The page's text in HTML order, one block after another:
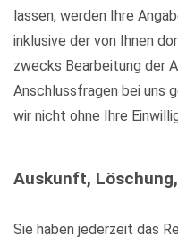
lassen, werden Ihre
inklusive der von Ihnen
zwecks Bearbeitung der
Anschlussfragen bei uns
wir nicht ohne Ihre
Auskunft,
Sie haben jederzeit das